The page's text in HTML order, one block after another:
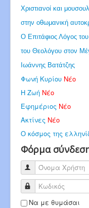
Χριστιανοί και
στην οθωμανική
Ο Επιτάφιος Λόγος
του Θεολόγου στον
Ιωάννης Βατάτζης
Φωνή Κυρίου Νέο
Η Ζωή Νέο
Εφημέριος Νέο
Ακτίνες Νέο
Ο κόσμος της
Φόρμα
Όνομα Χρήστη
Κωδικός
Να με θυμάσαι